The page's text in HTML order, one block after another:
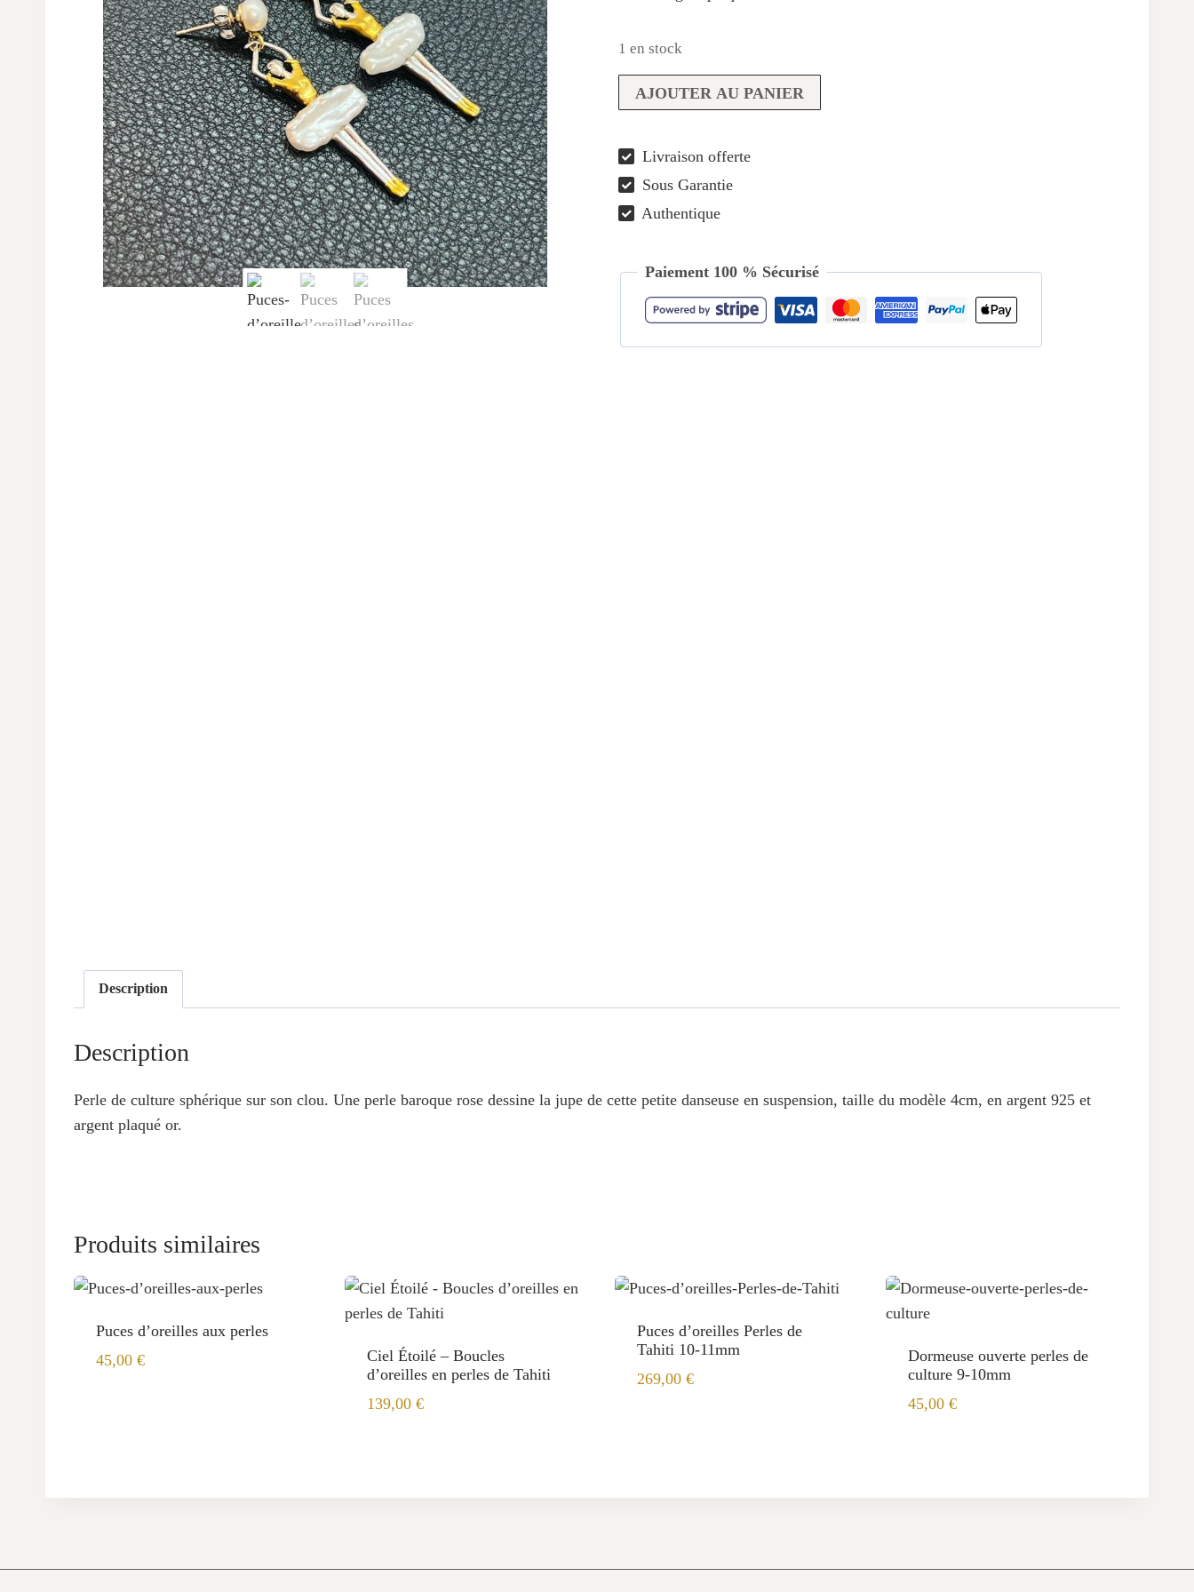
1 en stock
quantité
de
d’oreilles
danseuse
classique
AJOUTER AU PANIER
Livraison offerte
Sous Garantie
Authentique
Paiement 100 % Sécurisé
Description
Description
Perle de culture sphérique sur son clou. Une perle baroque rose dessine la jupe de cette petite danseuse en suspension, taille du modèle 4cm, en argent 925 et
argent plaqué or.
Produits similaires
Puces d’oreilles aux perles
45,00 €
Ciel Étoilé – Boucles
d’oreilles en perles de Tahiti
139,00 €
Puces d’oreilles Perles de
Tahiti 10-11mm
269,00 €
Dormeuse ouverte perles de
culture 9-10mm
45,00 €